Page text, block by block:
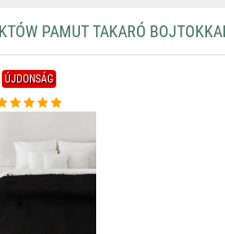
PAMUT TAKARÓ
ÚJDONSÁG